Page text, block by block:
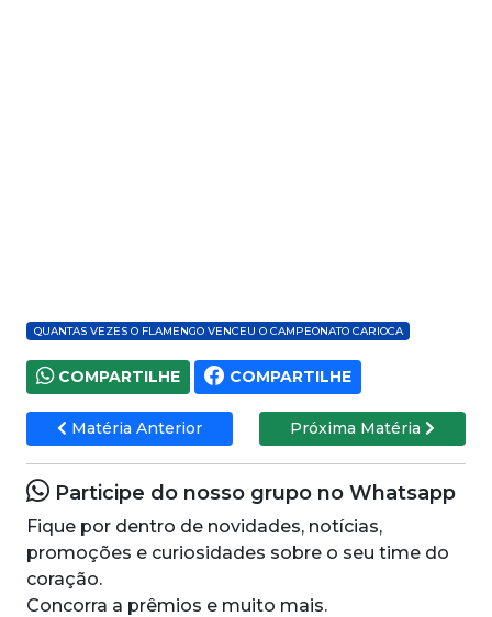
QUANTAS VEZES O FLAMENGO VENCEU O CAMPEONATO CARIOCA
COMPARTILHE COMPARTILHE
Matéria Anterior Próxima Matéria
Participe do nosso grupo no Whatsapp
Fique por dentro de novidades, notícias,
promoções e curiosidades sobre o seu time do
coração.
Concorra a prêmios e muito mais.